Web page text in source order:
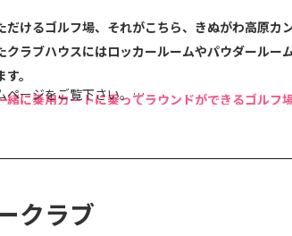
けるゴルフ場、それがこちら、きぬがわ高原カ
ラブハウスにはロッカールームやパウダールー
。
に乗用カートに乗ってラウンドができるゴルフ
ページをご覧下さい。
クラブ